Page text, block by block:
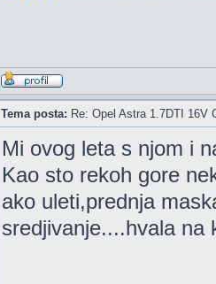
Tema posta: Re: Opel Astra 1.7DTI 16V
Mi ovog leta s njom i
Kao sto rekoh gore
ako uleti,prednja
sredjivanje....hvala